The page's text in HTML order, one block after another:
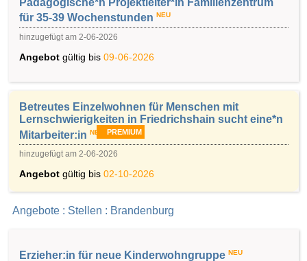
für 35-39 Wochenstunden NEU
hinzugefügt am 2-06-2026
Angebot gültig bis 09-06-2026
Betreutes Einzelwohnen für Menschen mit
Lernschwierigkeiten in Friedrichshain sucht eine*n
Mitarbeiter:in NEU PREMIUM
hinzugefügt am 2-06-2026
Angebot gültig bis 02-10-2026
Angebote : Stellen : Brandenburg
Erzieher:in für neue Kinderwohngruppe NEU